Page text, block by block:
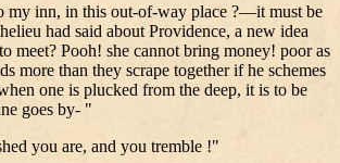
my inn, in this out-of-way place ?—it must be
had said about Providence, a new idea
meet? Pooh! she cannot bring money! poor as
more than they scrape together if he schemes
one is plucked from the deep, it is to be
goes by- "
you are, and you tremble !"